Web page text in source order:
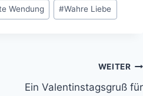
Wendung #Wahre Liebe
WEITER
Ein Valentinstagsgruß für